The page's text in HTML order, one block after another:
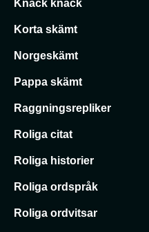
Knack knack
Korta skämt
Norgeskämt
Pappa skämt
Raggningsrepliker
Roliga citat
Roliga historier
Roliga ordspråk
Roliga ordvitsar